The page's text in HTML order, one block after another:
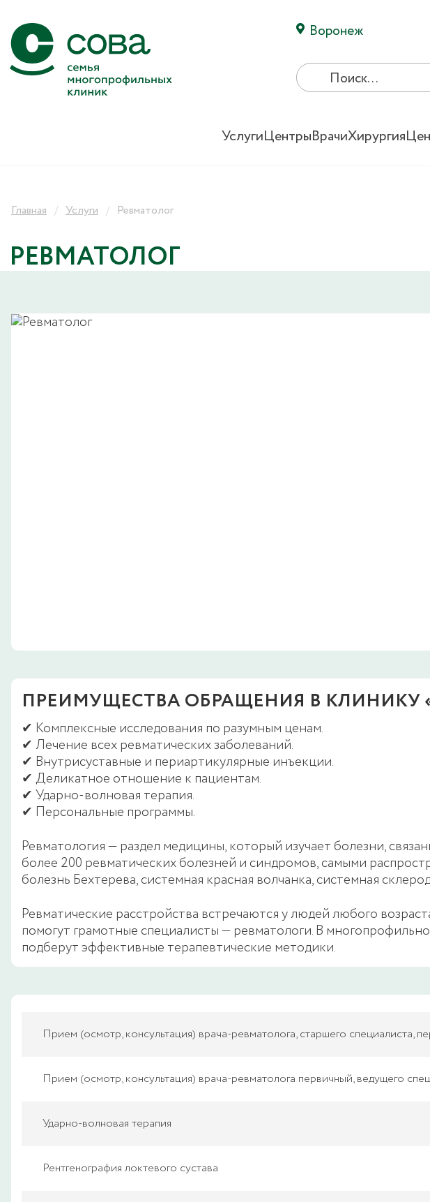
Воронеж
УслугиЦентрыВрачиХирургия
Главная Услуги Ревматолог
РЕВМАТОЛОГ
ПРЕИМУЩЕСТВА ОБРАЩЕНИЯ В КЛИНИКУ
✔ Комплексные исследования по разумным ценам.
✔ Лечение всех ревматических заболеваний.
✔ Внутрисуставные и периартикулярные инъекции.
✔ Деликатное отношение к пациентам.
✔ Ударно-волновая терапия.
✔ Персональные программы.
Ревматология — раздел медицины, который изучает болезни,
более 200 ревматических болезней и синдромов, самыми
болезнь Бехтерева, системная красная волчанка, системная
Ревматические расстройства встречаются у людей любого
помогут грамотные специалисты — ревматологи. В
подберут эффективные терапевтические методики.
Прием (осмотр, консультация) врача-ревматолога, старшего специалиста,
Прием (осмотр, консультация) врача-ревматолога первичный, ведущего
Ударно-волновая терапия
Рентгенография локтевого сустава